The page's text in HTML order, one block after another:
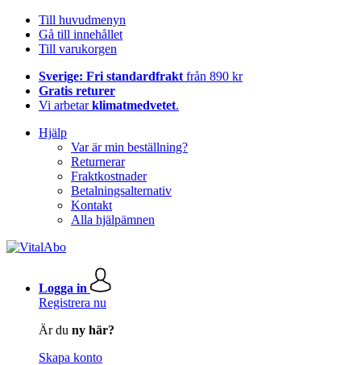
Till huvudmenyn
Gå till innehållet
Till varukorgen
Sverige: Fri standardfrakt från 890 kr
Gratis returer
Vi arbetarklimatmedvetet.
Hjälp
Var är min beställning?
Returnerar
Fraktkostnader
Betalningsalternativ
Kontakt
Alla hjälpämnen
Logga in
Registrera nu
Är du ny här?
Skapa konto